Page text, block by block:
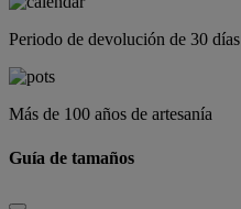
Periodo de devolución de 30 días
Más de 100 años de artesanía
Guía de tamaños